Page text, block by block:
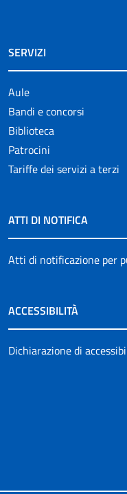
SERVIZI
Aule
Bandi e concorsi
Biblioteca
Patrocini
Tariffe dei servizi a terzi
ATTI DI NOTIFICA
Atti di notificazione per
ACCESSIBILITÀ
Dichiarazione di